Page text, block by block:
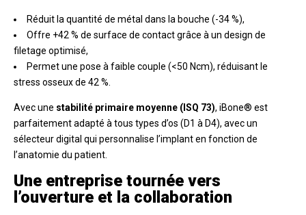
Réduit la quantité de métal dans la bouche (-34 %),
Offre +42 % de surface de contact grâce à un design de
filetage optimisé,
Permet une pose à faible couple (<50 Ncm), réduisant le
stress osseux de 42 %.
Avec une stabilité primaire moyenne (ISQ 73), iBone® est
parfaitement adapté à tous types d’os (D1 à D4), avec un
sélecteur digital qui personnalise l’implant en fonction de
l’anatomie du patient.
Une entreprise tournée vers
l’ouverture et la collaboration